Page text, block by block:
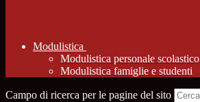
Modulistica
Modulistica personale scolastico
Modulistica famiglie e studenti
Campo di ricerca per le pagine del sito